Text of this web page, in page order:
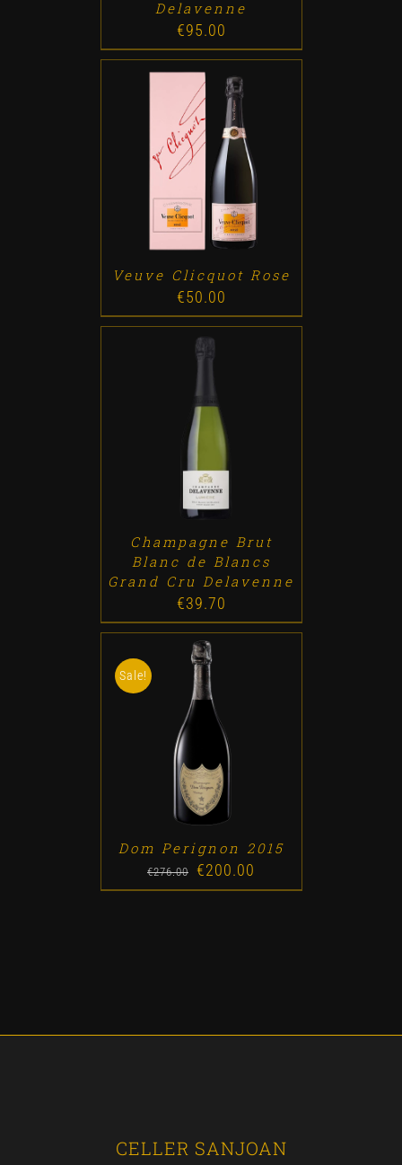
Delavenne
€95.00
ADD TO CART DETALLES
Veuve Clicquot Rose
€50.00
ADD TO CART
Champagne Brut
Blanc de Blancs
Grand Cru Delavenne
€39.70
Sale!
ADD TO CART DETALLES
Dom Perignon 2015
€276.00 Original
price
€200.00
price
CELLER SANJOAN